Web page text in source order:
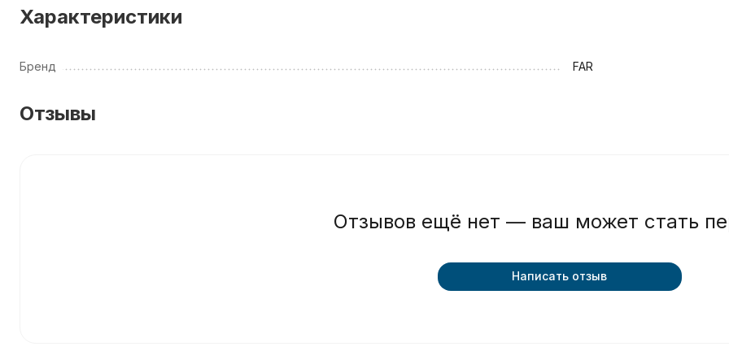
Характеристики
Бренд FAR
Отзывы
Отзывов ещё нет — ваш может стать
Написать отзыв